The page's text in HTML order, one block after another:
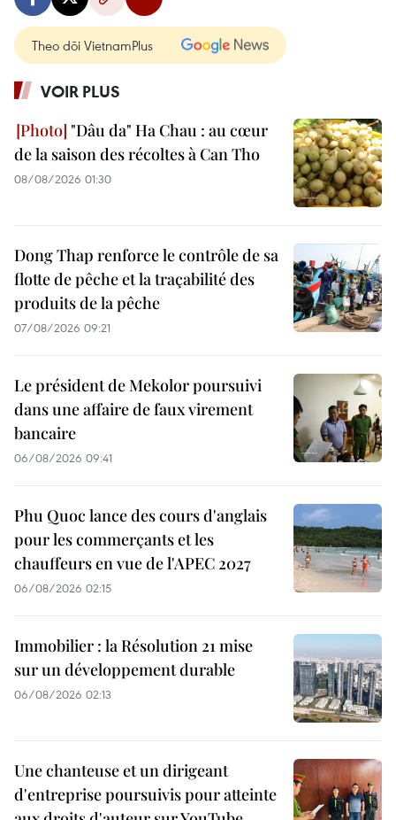
Theo dõi VietnamPlus
VOIR PLUS
"Dâu da" Ha Chau : au cœur
de la saison des récoltes à Can Tho
08/08/2026 01:30
Dong Thap renforce le contrôle de sa
flotte de pêche et la traçabilité des
produits de la pêche
07/08/2026 09:21
Le président de Mekolor poursuivi
dans une affaire de faux virement
bancaire
06/08/2026 09:41
Phu Quoc lance des cours d'anglais
pour les commerçants et les
chauffeurs en vue de l'APEC 2027
06/08/2026 02:15
Immobilier : la Résolution 21 mise
sur un développement durable
06/08/2026 02:13
Une chanteuse et un dirigeant
d'entreprise poursuivis pour atteinte